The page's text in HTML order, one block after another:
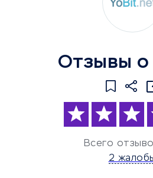
Отзывы о
Всего
2